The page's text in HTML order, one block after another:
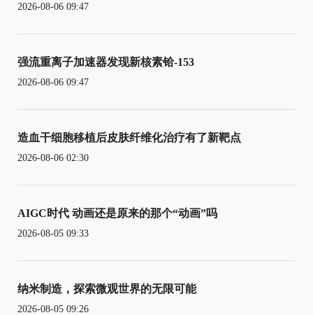
2026-08-06 09:47
强流重离子加速器发现新核素铪-153
2026-08-06 09:47
造血干细胞移植后皮肤纤维化治疗有了新靶点
2026-08-06 02:30
AIGC时代 动画还是原来的那个“动画”吗
2026-08-05 09:33
纳米制造，探索微观世界的无限可能
2026-08-05 09:26